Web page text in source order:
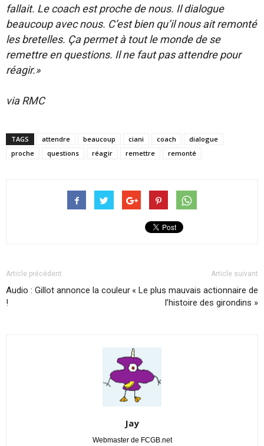
fallait. Le coach est proche de nous. Il dialogue
beaucoup avec nous. C’est bien qu’il nous ait remonté
les bretelles. Ça permet à tout le monde de se
remettre en questions. Il ne faut pas attendre pour
réagir.»
via RMC
TAGS attendre beaucoup ciani coach
dialogue
proche
questions réagir remettre remonté
Article précédent
Audio : Gillot annonce la couleur
!
Article suivant
« Le plus mauvais actionnaire de
l’histoire des girondins »
Jay
Webmaster de FCGB.net